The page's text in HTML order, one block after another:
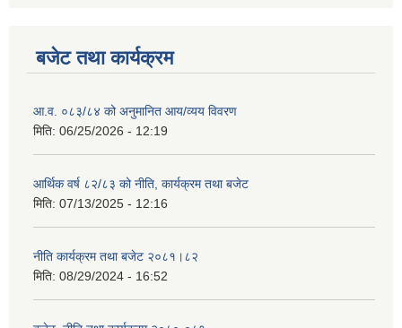
बजेट तथा कार्यक्रम
आ.व. ०८३/८४ को अनुमानित आय/व्यय विवरण
मिति: 06/25/2026 - 12:19
आर्थिक वर्ष ८२/८३ को नीति, कार्यक्रम तथा बजेट
मिति: 07/13/2025 - 12:16
नीति कार्यक्रम तथा बजेट २०८१।८२
मिति: 08/29/2024 - 16:52